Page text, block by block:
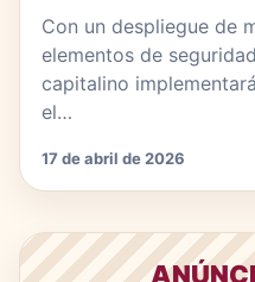
Con un despliegue de
elementos de
capitalino
el…
17 de abril de 2026